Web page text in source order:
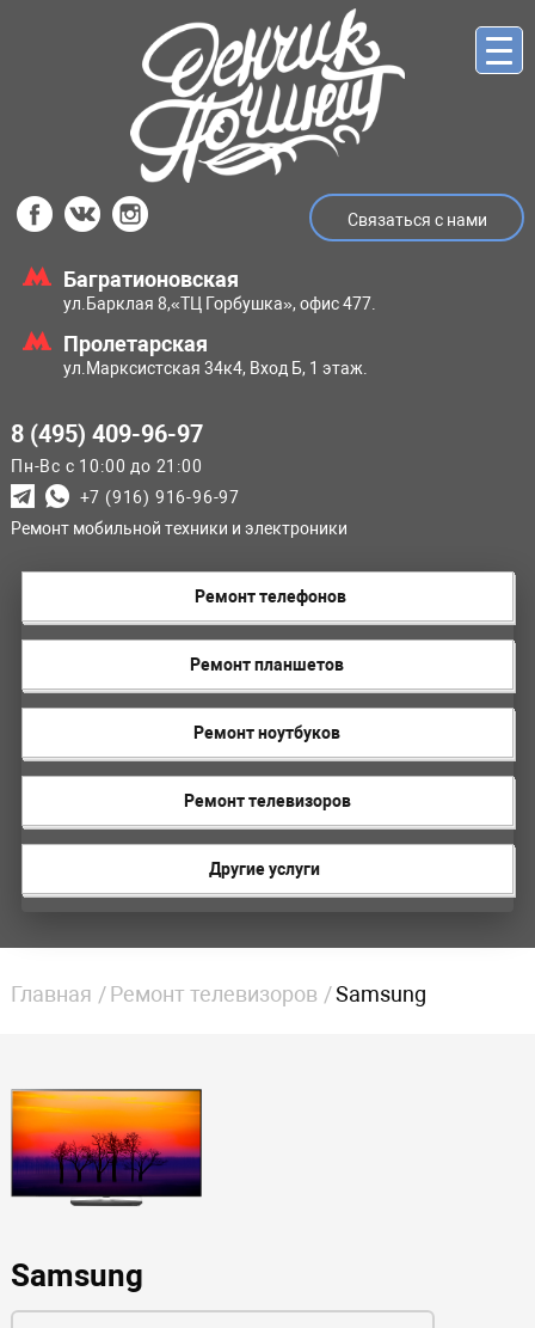
Связаться с нами
Багратионовская
ул.Барклая 8,«ТЦ Горбушка», офис 477.
Пролетарская
ул.Марксистская 34к4, Вход Б, 1 этаж.
8 (495) 409-96-97
Пн-Вс с 10:00 до 21:00
+7 (916) 916-96-97
Ремонт мобильной техники и электроники
Ремонт телефонов
Ремонт планшетов
Ремонт ноутбуков
Ремонт телевизоров
Другие услуги
Главная Ремонт телевизоров Samsung
Samsung